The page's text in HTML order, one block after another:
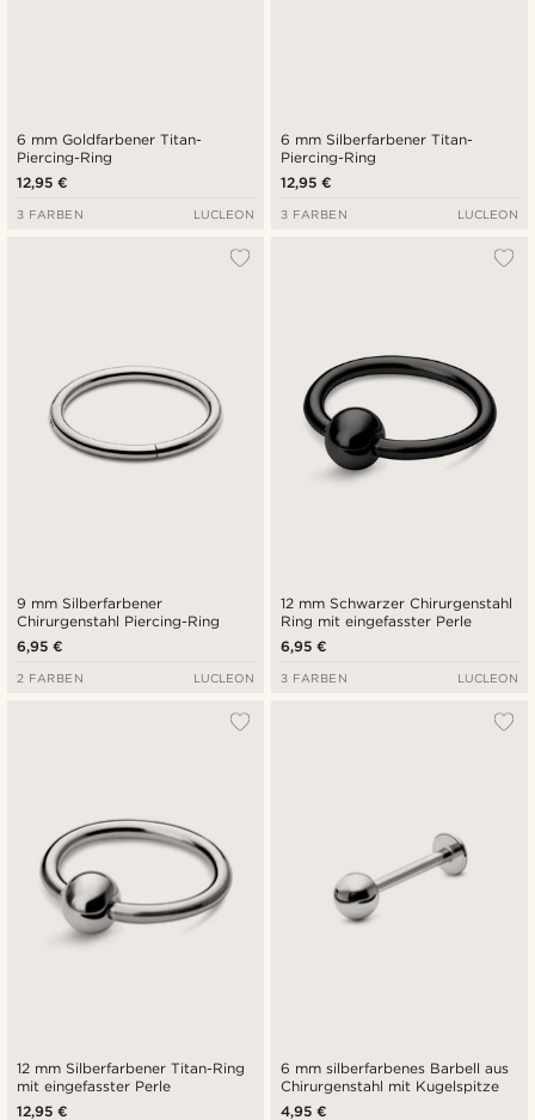
6 mm Goldfarbener Titan-
Piercing-Ring
12,95 €
3 FARBEN LUCLEON
6 mm Silberfarbener Titan-
Piercing-Ring
12,95 €
3 FARBEN LUCLEON
9 mm Silberfarbener
Chirurgenstahl Piercing-Ring
6,95 €
2 FARBEN LUCLEON
12 mm Schwarzer Chirurgenstahl
Ring mit eingefasster Perle
6,95 €
3 FARBEN LUCLEON
12 mm Silberfarbener Titan-Ring
mit eingefasster Perle
12,95 €
6 mm silberfarbenes Barbell aus
Chirurgenstahl mit Kugelspitze
4,95 €